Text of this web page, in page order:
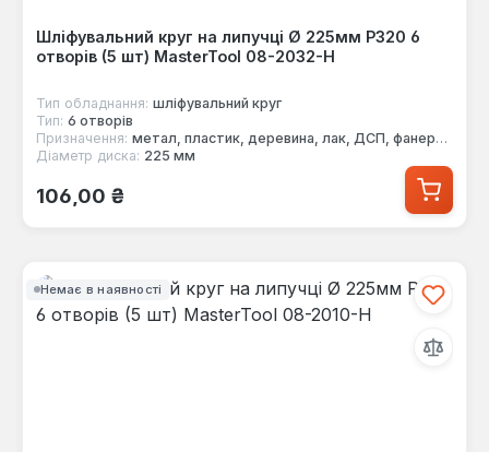
Шліфувальний круг на липучці Ø 225мм P320 6
отворів (5 шт) MasterTool 08-2032-H
Тип обладнання: шліфувальний круг
Тип: 6 отворів
Призначення: метал, пластик, деревина, лак, ДСП, фанера, фарба
Діаметр диска: 225 мм
Звичайна ціна:
106,00 ₴
Немає в наявності